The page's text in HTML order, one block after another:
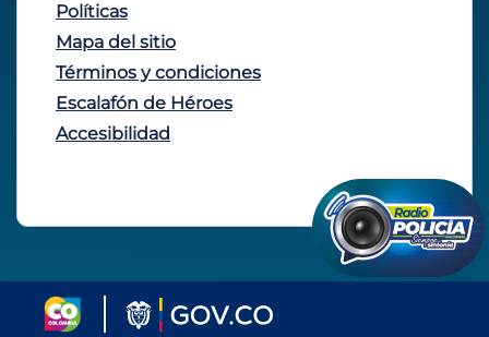
Políticas
Mapa del sitio
Términos y condiciones
Escalafón de Héroes
Accesibilidad